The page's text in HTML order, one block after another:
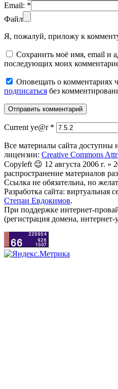
Email: *
Файл
Я, пожалуй, приложу к
Сохранить моё имя, email и
последующих моих
Оповещать о комментариях
подписаться без
Current ye@r *
Все материалы сайта доступны
лицензии: Creative Commons
Copyleft 😉 12 августа 2006 г. »
распространение материалов
Ссылка не обязательна, но
Разработка сайта: виртуальная
Степан Евдокимов.
При поддержке интернет-
(регистрация домена, интернет-